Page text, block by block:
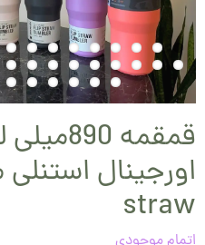
قمقمه
straw